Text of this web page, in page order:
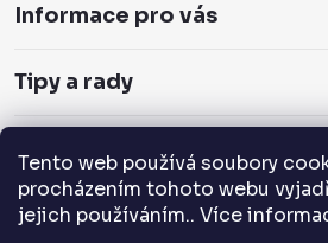
Tento web používá soubory
procházením tohoto webu
jejich používáním.. Více
Informace pro vás
Tipy a rady
Servis a služby
Přijímáme online platby